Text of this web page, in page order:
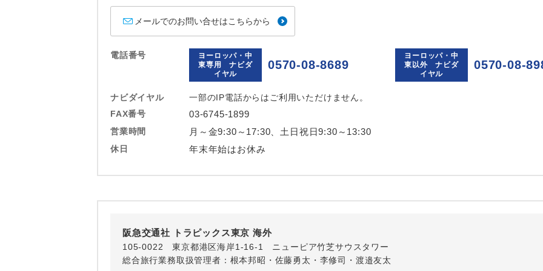
メールでのお問い合せはこちらから
電話番号
ヨーロッパ・中
東専用 ナビダ
イヤル
0570-08-8689
ヨーロッパ・中
東以外 ナビダ
イヤル
0570-08-
ナビダイヤル
一部のIP電話からはご利用いただけません。
FAX番号
03-6745-1899
営業時間 月～金9:30～17:30、土日祝日9:30～13:30
休日 年末年始はお休み
阪急交通社 トラピックス東京 海外
105-0022 東京都港区海岸1-16-1 ニューピア竹芝サウスタワー
総合旅行業務取扱管理者：根本邦昭・佐藤勇太・李修司・渡邉友太
2026/8/23 大人（12歳以上）1,560円、子供（2歳以上12歳未満）1,560円、幼
2026/8/26 大人（12歳以上）1,560円、子供（2歳以上12歳未満）1,560円、幼
2026/8/27 大人（12歳以上）1,560円、子供（2歳以上12歳未満）1,560円、幼
2026/8/29 大人（12歳以上）1,560円、子供（2歳以上12歳未満）1,560円、幼
2026/8/31 大人（12歳以上）1,560円、子供（2歳以上12歳未満）1,560円、幼
2026/9/1 大人（12歳以上）1,560円、子供（2歳以上12歳未満）1,560円、幼
2026/9/2 大人（12歳以上）1,560円、子供（2歳以上12歳未満）1,560円、幼
2026/9/4 大人（12歳以上）1,560円、子供（2歳以上12歳未満）1,560円、幼
2026/9/6 大人（12歳以上）1,560円、子供（2歳以上12歳未満）1,560円、幼
2026/9/9 大人（12歳以上）1,560円、子供（2歳以上12歳未満）1,560円、幼
2026/9/10 大人（12歳以上）1,560円、子供（2歳以上12歳未満）1,560円、幼